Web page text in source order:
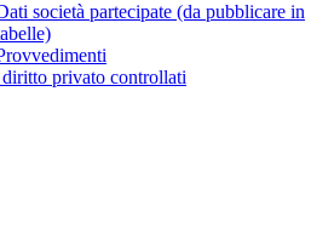
società partecipate (da pubblicare in
privato controllati